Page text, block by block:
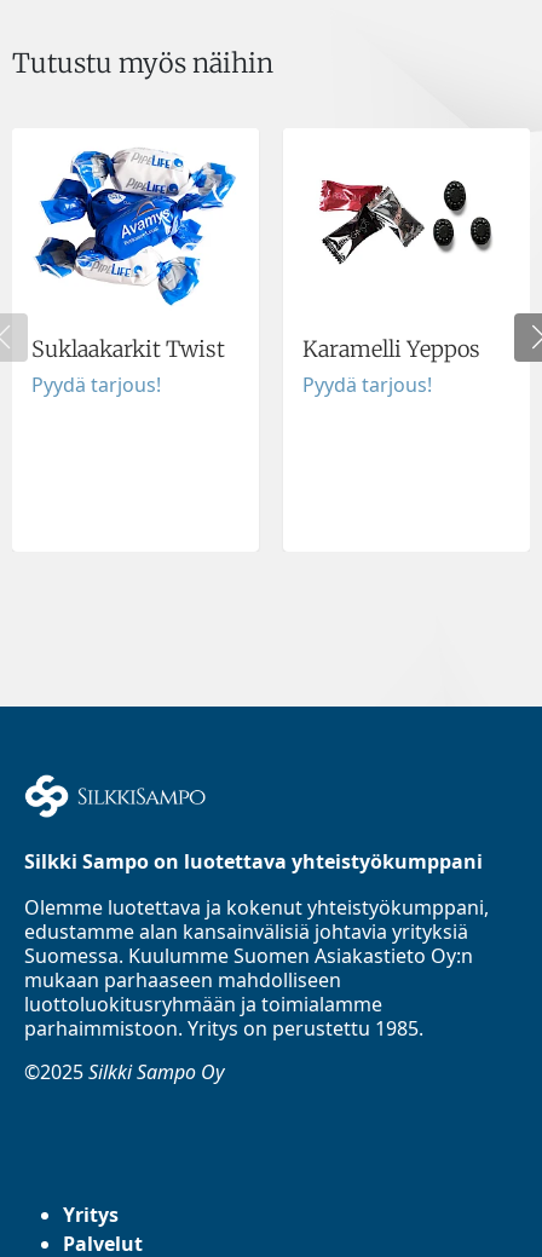
Tutustu myös näihin
Suklaakarkit Twist
Pyydä tarjous!
Karamelli Yeppos
Pyydä tarjous!
Silkki Sampo on luotettava yhteistyökumppani
Olemme luotettava ja kokenut yhteistyökumppani,
edustamme alan kansainvälisiä johtavia yrityksiä
Suomessa. Kuulumme Suomen Asiakastieto Oy:n
mukaan parhaaseen mahdolliseen
luottoluokitusryhmään ja toimialamme
parhaimmistoon. Yritys on perustettu 1985.
©2025Silkki Sampo Oy
Yritys
Palvelut